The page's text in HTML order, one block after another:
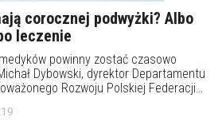
corocznej podwyżki? Albo
leczenie
powinny zostać czasowo
Dybowski, dyrektor Departamentu
Rozwoju Polskiej Federacji
Ad Rem. Jaki jest cel zawieszenia